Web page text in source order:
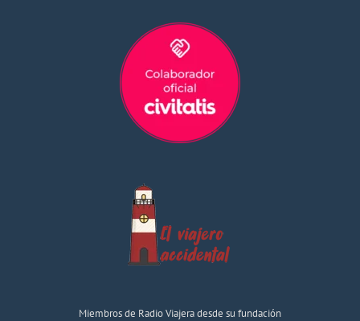
Miembros de Radio Viajera desde su fundación